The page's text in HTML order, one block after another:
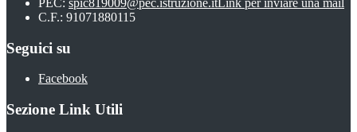
C.F.: 91071880115
Seguici su
Facebook
Sezione Link Utili